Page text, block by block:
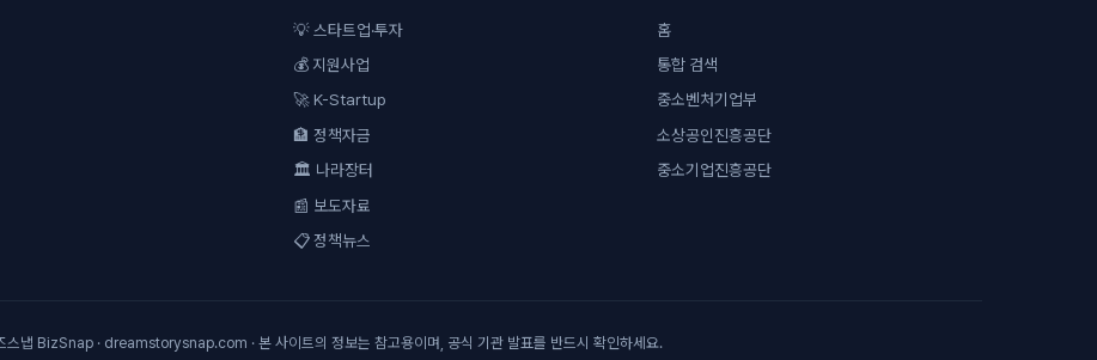
💡 스타트업·투자
💰 지원사업
🚀 K-Startup
🏦 정책자금
🏛 나라장터
📰 보도자료
📋 정책뉴스
홈
통합 검색
중소벤처기업부
소상공인진흥공단
중소기업진흥공단
냅 BizSnap · dreamstorysnap.com · 본 사이트의 정보는 참고용이며, 공식 기관 발표를 반드시 확인하세요.